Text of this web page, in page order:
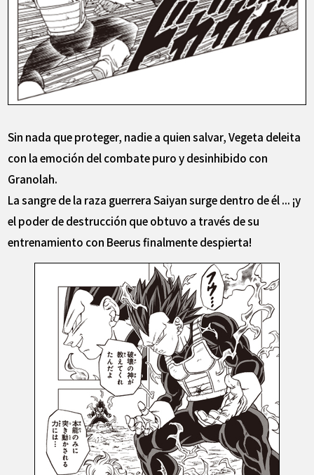
Sin nada que proteger, nadie a quien salvar, Vegeta deleita
con la emoción del combate puro y desinhibido con
Granolah.
La sangre de la raza guerrera Saiyan surge dentro de él ... ¡y
el poder de destrucción que obtuvo a través de su
entrenamiento con Beerus finalmente despierta!